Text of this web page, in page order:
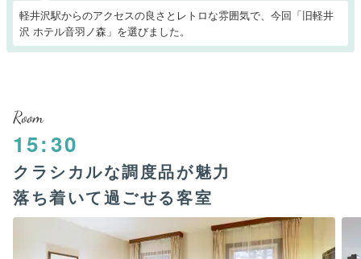
軽井沢駅からのアクセスの良さとレトロな雰囲気で、今回「旧軽井
沢 ホテル音羽ノ森」を選びました。
Room
15:30
クラシカルな調度品が魅力
落ち着いて過ごせる客室